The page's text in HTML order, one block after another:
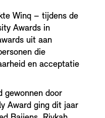
Winq – tijdens de
Awards in
uit aan
die
en acceptatie
gewonnen door
Award ging dit jaar